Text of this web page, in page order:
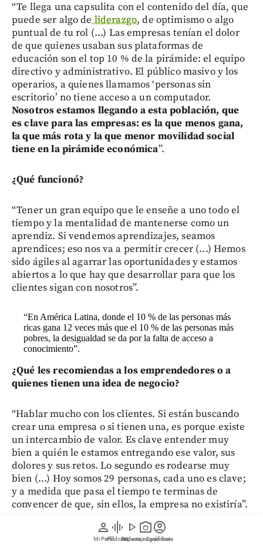
person
Mi Perfil
graphic_eq
Pódcast
play_arrow
Videos
photo_camera
Reportajes gráficos
account_circle
Suscríbete
“Te llega una capsulita con el contenido del día, que
puede ser algo de liderazgo, de optimismo o algo
puntual de tu rol (...) Las empresas tenían el dolor
de que quienes usaban sus plataformas de
educación son el top 10 % de la pirámide: el equipo
directivo y administrativo. El público masivo y los
operarios, a quienes llamamos ‘personas sin
escritorio’ no tiene acceso a un computador.
Nosotros estamos llegando a esta población, que
es clave para las empresas: es la que menos gana,
la que más rota y la que menor movilidad social
tiene en la pirámide económica”.
¿Qué funcionó?
“Tener un gran equipo que le enseñe a uno todo el
tiempo y la mentalidad de mantenerse como un
aprendiz. Si vendemos aprendizajes, seamos
aprendices; eso nos va a permitir crecer (...) Hemos
sido ágiles al agarrar las oportunidades y estamos
abiertos a lo que hay que desarrollar para que los
clientes sigan con nosotros”.
“En América Latina, donde el 10 % de las personas más
ricas gana 12 veces más que el 10 % de las personas más
pobres, la desigualdad se da por la falta de acceso a
conocimiento”.
¿Qué les recomiendas a los emprendedores o a
quienes tienen una idea de negocio?
“Hablar mucho con los clientes. Si están buscando
crear una empresa o si tienen una, es porque existe
un intercambio de valor. Es clave entender muy
bien a quién le estamos entregando ese valor, sus
dolores y sus retos. Lo segundo es rodearse muy
bien (...) Hoy somos 29 personas, cada uno es clave;
y a medida que pasa el tiempo te terminas de
convencer de que, sin ellos, la empresa no existiría”.
Le puede interesar:Matt Movilidad, el negocio